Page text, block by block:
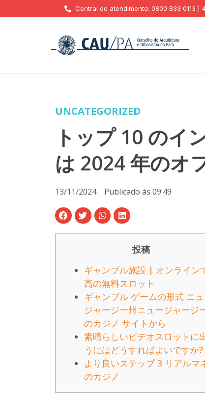
Central de atendimento: 0800 833 0113 |
UNCATEGORIZED
トップ 10 のイ
は 2024 年のオ
13/11/2024 Publicado às 09:49
投稿
ギャンブル施設 | オンライン
高の無料スロット
ギャンブル ゲームの形式 ニ
ジャージー州ニュージャージ
のカジノ サイトから
素晴らしいビデオスロットに
うにはどうすればよいですか?
より良いステップ 3 リアルマ
のカジノ